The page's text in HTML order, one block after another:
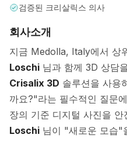
검증된 크리살릭스 의사
회사소개
지금 Medolla, Italy에서 상
Loschi 님과 함께 3D 상담
Crisalix 3D 솔루션을 사용
까요?"라는 필수적인 질문
장의 기준 디지털 사진을 안
Loschi 님이 "새로운 모습"